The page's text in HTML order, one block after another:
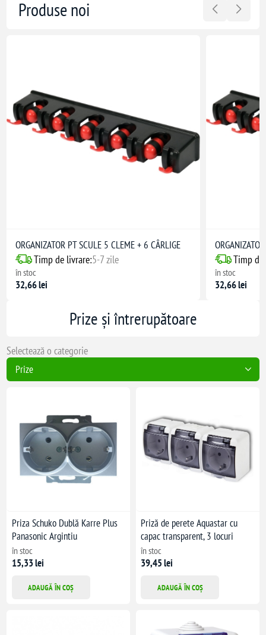
Produse noi
ORGANIZATOR PT SCULE 5 CLEME + 6 CÂRLIGE
Timp de livrare:5-7 zile
în stoc
32,66 lei
Timp
în stoc
32,66 lei
Prize și întrerupătoare
Selectează o categorie
Priza Schuko Dublă Karre Plus
Panasonic Argintiu
în stoc
15,33 lei
ADAUGĂ ÎN COȘ
Priză de perete Aquastar cu
capac transparent, 3 locuri
în stoc
39,45 lei
ADAUGĂ ÎN COȘ